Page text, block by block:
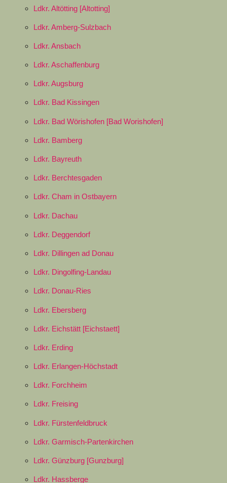
Ldkr. Altötting [Altotting]
Ldkr. Amberg-Sulzbach
Ldkr. Ansbach
Ldkr. Aschaffenburg
Ldkr. Augsburg
Ldkr. Bad Kissingen
Ldkr. Bad Wörishofen [Bad Worishofen]
Ldkr. Bamberg
Ldkr. Bayreuth
Ldkr. Berchtesgaden
Ldkr. Cham in Ostbayern
Ldkr. Dachau
Ldkr. Deggendorf
Ldkr. Dillingen ad Donau
Ldkr. Dingolfing-Landau
Ldkr. Donau-Ries
Ldkr. Ebersberg
Ldkr. Eichstätt [Eichstaett]
Ldkr. Erding
Ldkr. Erlangen-Höchstadt
Ldkr. Forchheim
Ldkr. Freising
Ldkr. Fürstenfeldbruck
Ldkr. Garmisch-Partenkirchen
Ldkr. Günzburg [Gunzburg]
Ldkr. Hassberge